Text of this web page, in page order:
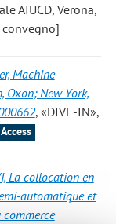
AIUCD, Verona,
Machine
Oxon; New York,
, «DIVE-IN»,
La collocation en
automatique et